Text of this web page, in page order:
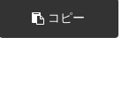
コピー